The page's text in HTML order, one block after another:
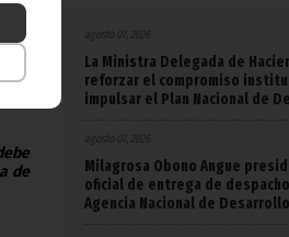
de
agosto 07, 2026
La Ministra Delegada de
reforzar el compromiso
impulsar el Plan Nacional de
agosto 07, 2026
Milagrosa Obono Angue
oficial de entrega de
Agencia Nacional de Desarrollo